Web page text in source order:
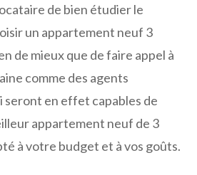
de bien étudier le
un appartement neuf 3
de mieux que de faire appel à
comme des agents
seront en effet capables de
appartement neuf de 3
à votre budget et à vos goûts.